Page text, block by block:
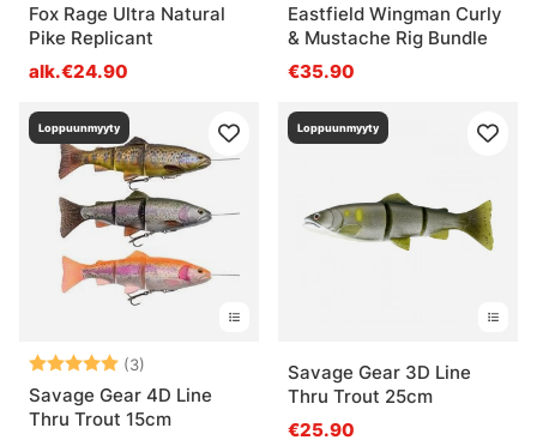
Fox Rage Ultra Natural
Pike Replicant
alk.€24.90
Eastfield Wingman Curly
& Mustache Rig Bundle
€35.90
Loppuunmyyty
Arvio: (3)
5.0 5:sta tähdestä
Savage Gear 4D Line
Thru Trout 15cm
Loppuunmyyty
Savage Gear 3D Line
Thru Trout 25cm
€25.90